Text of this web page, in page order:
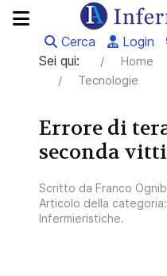
Cerca Login
Sei qui:
Home
Tecnologie
Errore di
seconda
Scritto da Franco
Articolo della categoria:
Infermieristiche.